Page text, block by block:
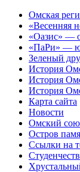
Омская
«Весенняя
«Оазис» —
«ПаРи» —
Зеленый
История
История
История
Карта сайта
Новости
Омский
Остров
Ссылки на